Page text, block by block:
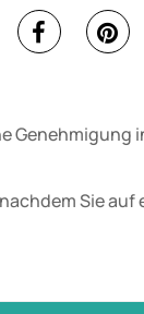
Genehmigung
Sie